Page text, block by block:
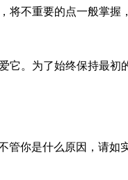
不重要的点一般掌握
为了始终保持最初
你是什么原因，请如